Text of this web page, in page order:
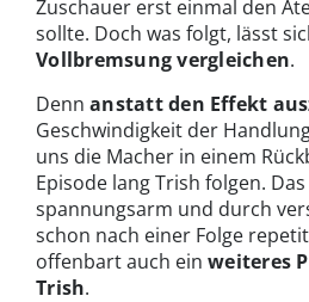
Zuschauer erst einmal den
sollte. Doch was folgt, lässt
Vollbremsung vergleichen.
Denn anstatt den Effekt
Geschwindigkeit der
uns die Macher in einem
Episode lang Trish folgen.
spannungsarm und durch
schon nach einer Folge
offenbart auch ein weiteres
Trish.